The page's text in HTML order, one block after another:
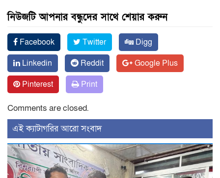
নিউজটি আপনার বন্ধুদের সাথে শেয়ার করুন
Facebook Twitter
Digg
Linkedin
Reddit
Google Plus
Pinterest
Print
Comments are closed.
‍এই ক্যাটাগরির ‍আরো সংবাদ